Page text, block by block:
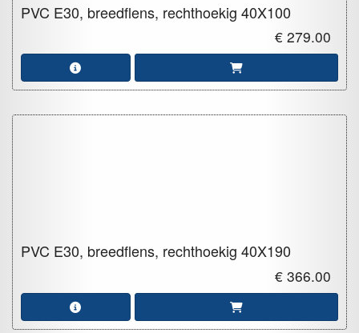
PVC E30, breedflens, rechthoekig 40X100
€ 279.00
PVC E30, breedflens, rechthoekig 40X190
€ 366.00